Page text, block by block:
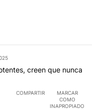
creen que nunca
COMPARTIR
MARCAR
COMO
INAPROPIADO